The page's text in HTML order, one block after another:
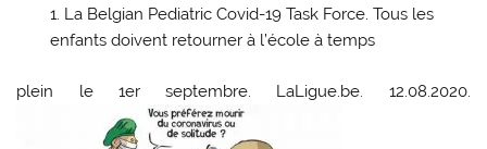
La Belgian Pediatric Covid-19 Task Force. Tous les
enfants doivent retourner à l’école à temps
plein le 1er septembre. LaLigue.be. 12.08.2020.